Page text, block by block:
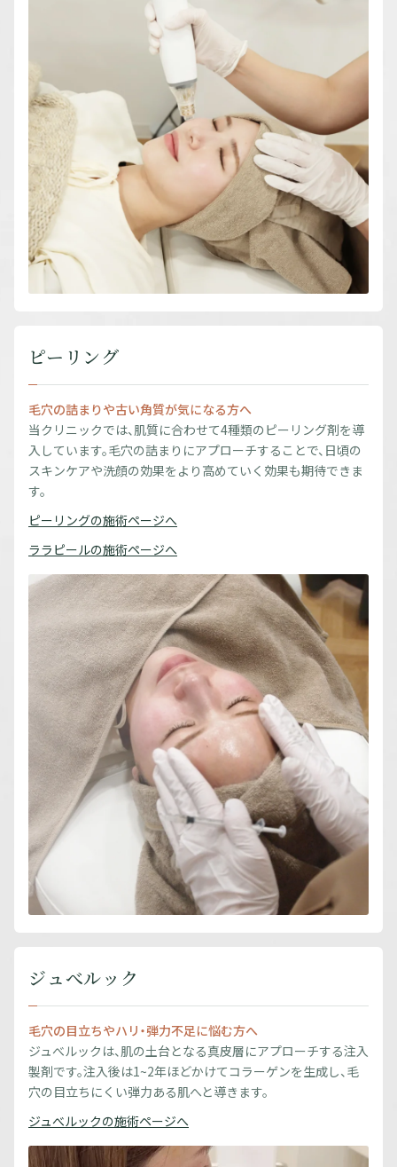
ピーリング
毛穴の詰まりや古い角質が気になる方へ
当クリニックでは、肌質に合わせて4種類のピーリング剤を導
入しています。毛穴の詰まりにアプローチすることで、日頃の
スキンケアや洗顔の効果をより高めていく効果も期待できま
す。
ピーリングの施術ページへ
ララピールの施術ページへ
ジュべルック
毛穴の目立ちやハリ・弾力不足に悩む方へ
ジュべルックは、肌の土台となる真皮層にアプローチする注入
製剤です。注入後は1~2年ほどかけてコラーゲンを生成し、毛
穴の目立ちにくい弾力ある肌へと導きます。
ジュべルックの施術ページへ